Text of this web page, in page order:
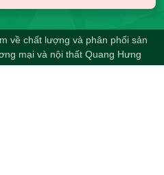
về chất lượng và phân phối sản
mại và nội thất Quang Hưng